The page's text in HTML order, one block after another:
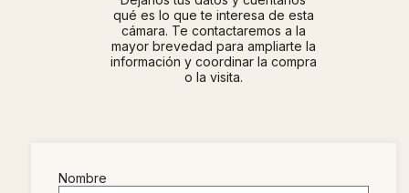
qué es lo que te interesa de esta
cámara. Te contactaremos a la
mayor brevedad para ampliarte la
información y coordinar la compra
o la visita.
Nombre